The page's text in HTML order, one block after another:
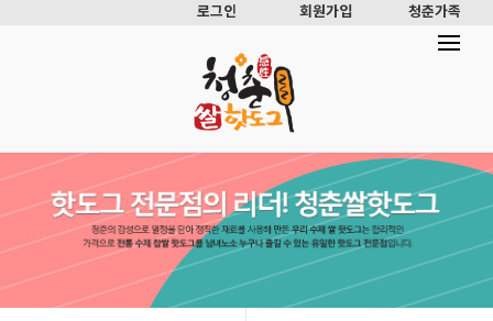
로그인 회원가입 청춘가족